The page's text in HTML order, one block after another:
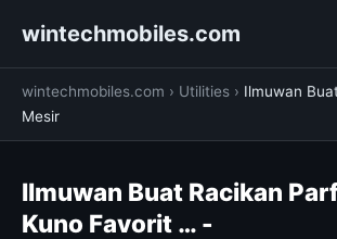
wintechmobiles.com
wintechmobiles.com › Utilities › Ilmuwan
Mesir
Ilmuwan Buat Racikan
Kuno Favorit … -